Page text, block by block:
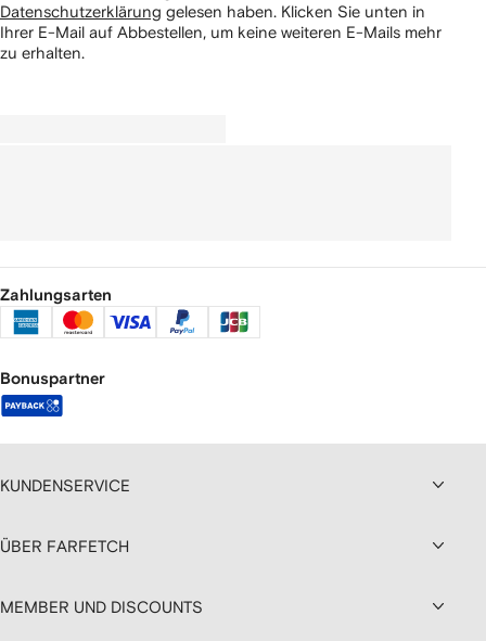
Datenschutzerklärung gelesen haben. Klicken Sie unten in
Ihrer E-Mail auf Abbestellen, um keine weiteren E-Mails mehr
zu erhalten.
Zahlungsarten
Bonuspartner
KUNDENSERVICE
ÜBER FARFETCH
MEMBER UND DISCOUNTS